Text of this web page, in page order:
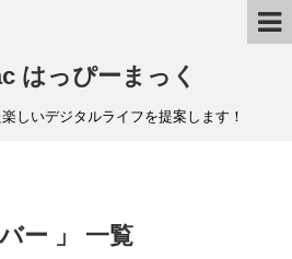
はっぴーまっく
しいデジタルライフを提案します！
ー 」 一覧